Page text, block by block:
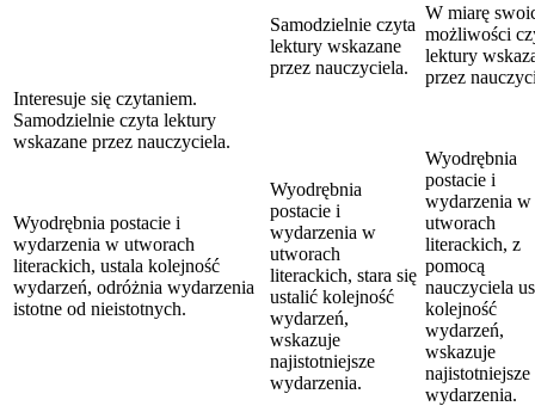
Interesuje się czytaniem.
Samodzielnie czyta lektury
wskazane przez nauczyciela.
Wyodrębnia postacie i
wydarzenia w utworach
literackich, ustala kolejność
wydarzeń, odróżnia wydarzenia
istotne od nieistotnych.
Samodzielnie czyta
lektury wskazane
przez nauczyciela.
Wyodrębnia
postacie i
wydarzenia w
utworach
literackich, stara się
ustalić kolejność
wydarzeń,
wskazuje
najistotniejsze
wydarzenia.
W miarę
możliwości
lektury
przez
Wyodrębnia
postacie i
wydarzenia w
utworach
literackich, z
pomocą
nauczyciela
kolejność
wydarzeń,
wskazuje
najistotniejsze
wydarzenia.